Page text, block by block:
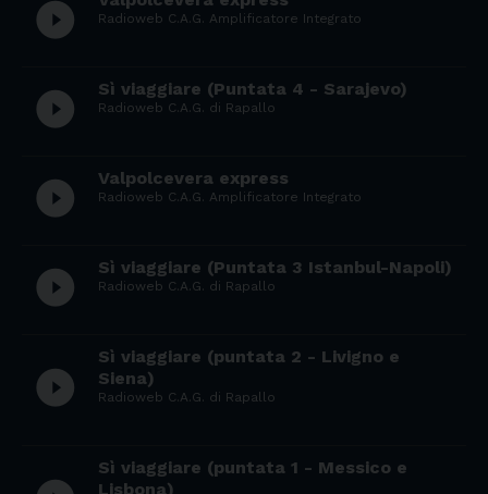
play_circle_filled Radioweb C.A.G. Amplificatore Integrato
play_circle_filled Sì viaggiare (Puntata 4 - Sarajevo)
Radioweb C.A.G. di Rapallo
play_circle_filled Valpolcevera express
Radioweb C.A.G. Amplificatore Integrato
play_circle_filled Sì viaggiare (Puntata 3 Istanbul-Napoli)
Radioweb C.A.G. di Rapallo
play_circle_filled
Sì viaggiare (puntata 2 - Livigno e
Siena)
Radioweb C.A.G. di Rapallo
Sì viaggiare (puntata 1 - Messico e
Lisbona)